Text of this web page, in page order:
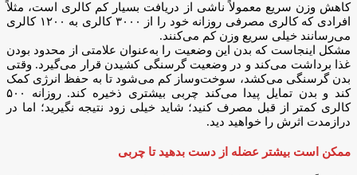
کاهش وزن سریع معمولاً ناشی از دریافت بسیار کم کالری است، مثلاً
افرادی که کالری مصرفی روزانه خود را از ۳۰۰۰ کالری به ۱۲۰۰ کالری
می‌رسانند خیلی سریع وزن کم می‌کنند.
مشکل اینجاست که بدن این وضعیت را به‌عنوان علامتی از محدود بودن
غذا برداشت می‌کند و در وضعیت گرسنگی کشیدن قرار می‌گیرد. وقتی
بدن گرسنگی می‌کشد، سوخت‌وساز کم می‌شود تا به حفظ انرژی کمک
کند و بدن تمایل پیدا می‌کند چربی بیشتری ذخیره کند. روزانه ۵۰۰
کالری کمتر از قبل مصرف کنید؛ شاید خیلی زود نتیجه نگیرید؛ اما در
درازمدت اثرش را خواهید دید.
ممکن است بیشتر عضله از دست بدهید تا چربی